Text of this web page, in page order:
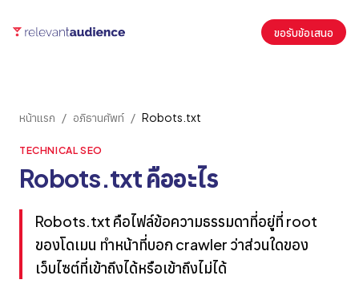
ขอรับข้อเสนอ
หน้าแรก / อภิธานศัพท์ / Robots.txt
TECHNICAL SEO
Robots.txt คืออะไร
Robots.txt คือไฟล์ข้อความธรรมดาที่อยู่ที่ root
ของโดเมน ทำหน้าที่บอก crawler ว่าส่วนใดของ
เว็บไซต์ที่เข้าถึงได้หรือเข้าถึงไม่ได้